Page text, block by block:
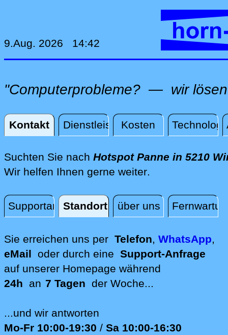
9.Aug. 2026 14:42
"Computerprobleme? — wir
Kontakt Dienstleistungen
Kosten
Kontakt
Suchten Sie nach Hotspot Panne in 5210
Wir helfen Ihnen gerne weiterdirekt vor Ort in
.
SupportanfrageStandort über uns
Standort
Sie erreichen uns per Telefon, WhatsApp,
eMail oder durch eine Support-Anfrage
auf unserer Homepage während
24h an 7 Tagen der Woche...
...und wir antworten
Mo-Fr 10:00-19:30 / Sa 10:00-16:30